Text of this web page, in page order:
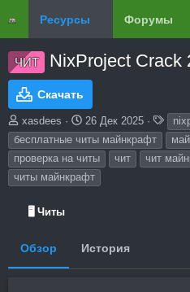
Ресурсы Форумы
ЧИТ NixProject Crack
Скачать
А
в
т
о
р
xasdees
Д
а
т
а
с
н
26 Дек 2025
е
г
и
бесплатные читы майнкрафт
проверка на читы
чит чит
читы майнкрафт
🖥️ Читы
Обзор История